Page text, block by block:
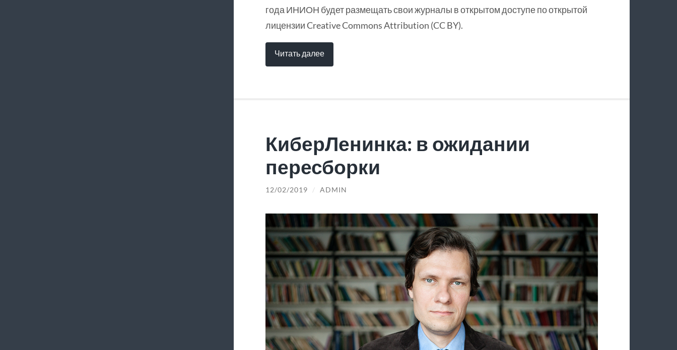
года ИНИОН будет размещать свои журналы в открытом доступе по открытой
лицензии Creative Commons Attribution (CC BY).
Читать далее
КиберЛенинка: в ожидании
пересборки
12/02/2019 / ADMIN